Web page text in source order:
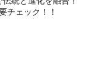
チェック！！